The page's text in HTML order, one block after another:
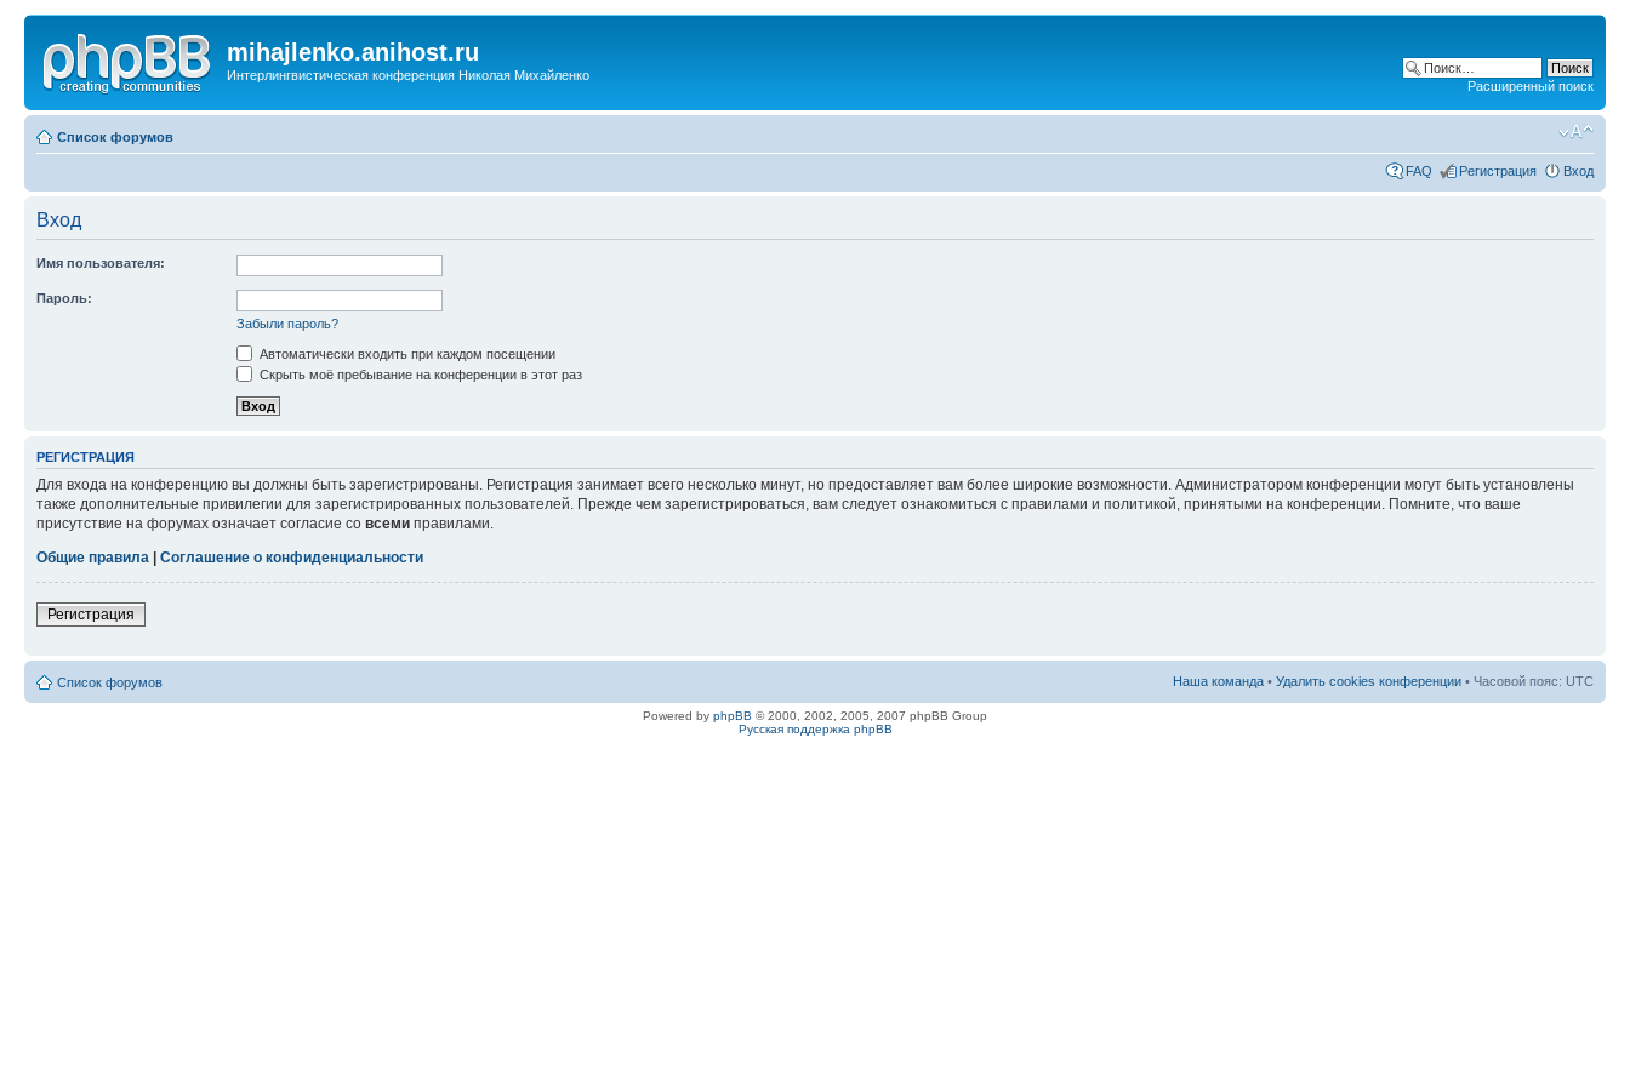
mihajlenko.anihost.ru
Интерлингвистическая конференция Николая Михайленко
Расширенный поиск
Список форумов
FAQ Регистрация Вход
Вход
Имя пользователя:
Пароль:
Забыли пароль?
Автоматически входить при каждом посещении
Скрыть моё пребывание на конференции в этот раз
РЕГИСТРАЦИЯ
Для входа на конференцию вы должны быть зарегистрированы. Регистрация занимает всего несколько минут, но предоставляет вам более широкие возможности. Администратором конференции могут быть установлены
также дополнительные привилегии для зарегистрированных пользователей. Прежде чем зарегистрироваться, вам следует ознакомиться с правилами и политикой, принятыми на конференции. Помните, что ваше
присутствие на форумах означает согласие со всеми правилами.
Общие правила
Соглашение о конфиденциальности
Регистрация
Список форумов Наша команда • Удалить cookies конференции • Часовой пояс: UTC
Powered by phpBB © 2000, 2002, 2005, 2007 phpBB Group
Русская поддержка phpBB